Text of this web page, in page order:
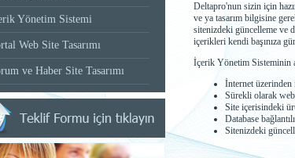
Yönetim Sistemi
Web Site Tasarımı
ve Haber Site Tasarımı
Deltapro'nun sizin için
ve ya tasarım bilgisine
sitenizdeki güncelleme ve
içerikleri kendi başınıza
İçerik Yönetim Sisteminin
İnternet
Sürekli olarak web
Site içerisindeki
Database
Sitenizdeki